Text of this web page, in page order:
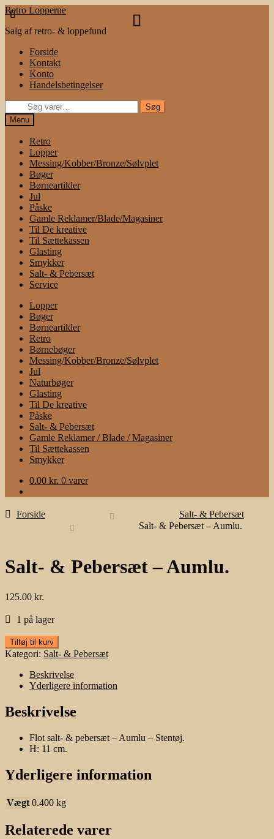
Spring
til
navigation
Spring
til
indhold
Retro Lopperne
Salg af retro- & loppefund
Forside
Kontakt
Konto
Handelsbetingelser
efter:
Søg
Menu
Retro
Lopper
Messing/Kobber/Bronze/Sølvplet
Bøger
Børneartikler
Jul
Påske
Gamle Reklamer/Blade/Magasiner
Til De kreative
Til Sættekassen
Glasting
Smykker
Salt- & Pebersæt
Service
Lopper
Bøger
Børneartikler
Retro
Børnebøger
Messing/Kobber/Bronze/Sølvplet
Jul
Naturbøger
Glasting
Til De kreative
Påske
Salt- & Pebersæt
Gamle Reklamer / Blade / Magasiner
Til Sættekassen
Smykker
0.00 kr. 0 varer
Forside
Salt- & Pebersæt
Salt- & Pebersæt – Aumlu.
Salt- & Pebersæt – Aumlu.
125.00 kr.
1 på lager
Salt-
&
Pebersæt
Aumlu.
Tilføj til kurv
Kategori: Salt- & Pebersæt
Beskrivelse
Yderligere information
Beskrivelse
Flot salt- & pebersæt – Aumlu – Stentøj.
H: 11 cm.
Yderligere information
Vægt 0.400 kg
Relaterede varer